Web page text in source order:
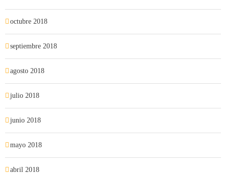
octubre 2018
septiembre 2018
agosto 2018
julio 2018
junio 2018
mayo 2018
abril 2018